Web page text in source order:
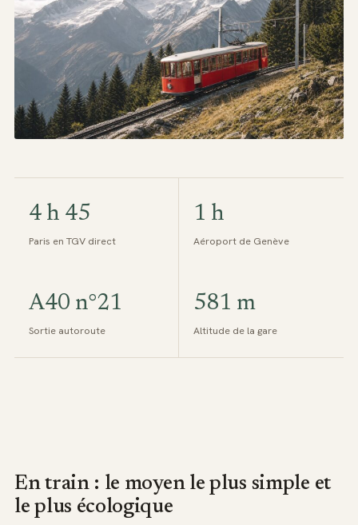
4 h 45
Paris en TGV direct
1 h
Aéroport de Genève
A40 n°21
Sortie autoroute
581 m
Altitude de la gare
En train : le moyen le plus simple et
le plus écologique